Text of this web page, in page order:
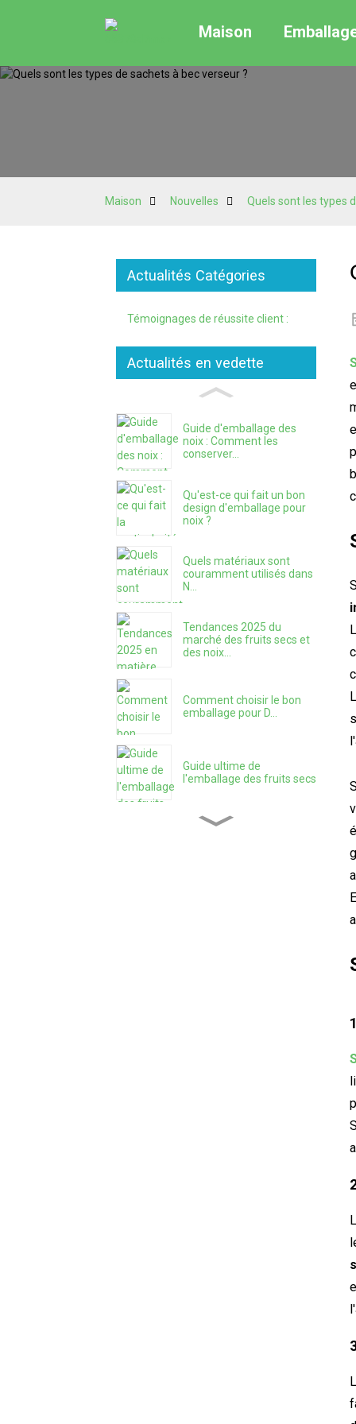
Maison
Maison Nouvelles Quels sont les types
Actualités Catégories
Témoignages de réussite client :
Actualités en vedette
Guide d'emballage des
noix : Comment les
conserver...
Qu'est-ce qui fait un bon
design d'emballage pour
noix ?
Quels matériaux sont
couramment utilisés dans
N...
Tendances 2025 du
marché des fruits secs et
des noix...
Comment choisir le bon
emballage pour D...
Guide ultime de
l'emballage des fruits secs